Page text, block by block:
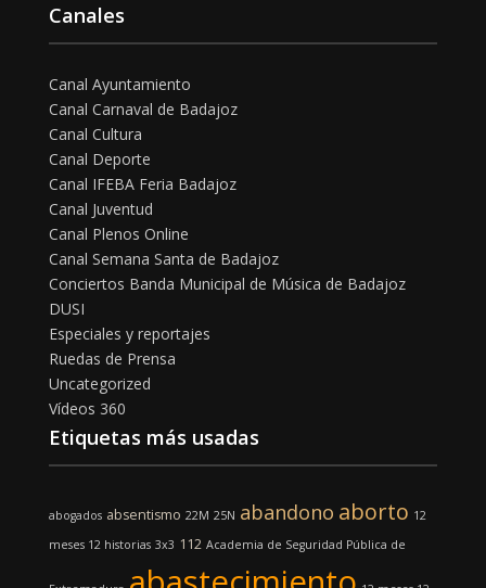
Canales
Canal Ayuntamiento
Canal Carnaval de Badajoz
Canal Cultura
Canal Deporte
Canal IFEBA Feria Badajoz
Canal Juventud
Canal Plenos Online
Canal Semana Santa de Badajoz
Conciertos Banda Municipal de Música de Badajoz
DUSI
Especiales y reportajes
Ruedas de Prensa
Uncategorized
Vídeos 360
Etiquetas más usadas
abogados absentismo 22M 25N abandono aborto 12
meses 12 historias 3x3 112 Academia de Seguridad Pública de